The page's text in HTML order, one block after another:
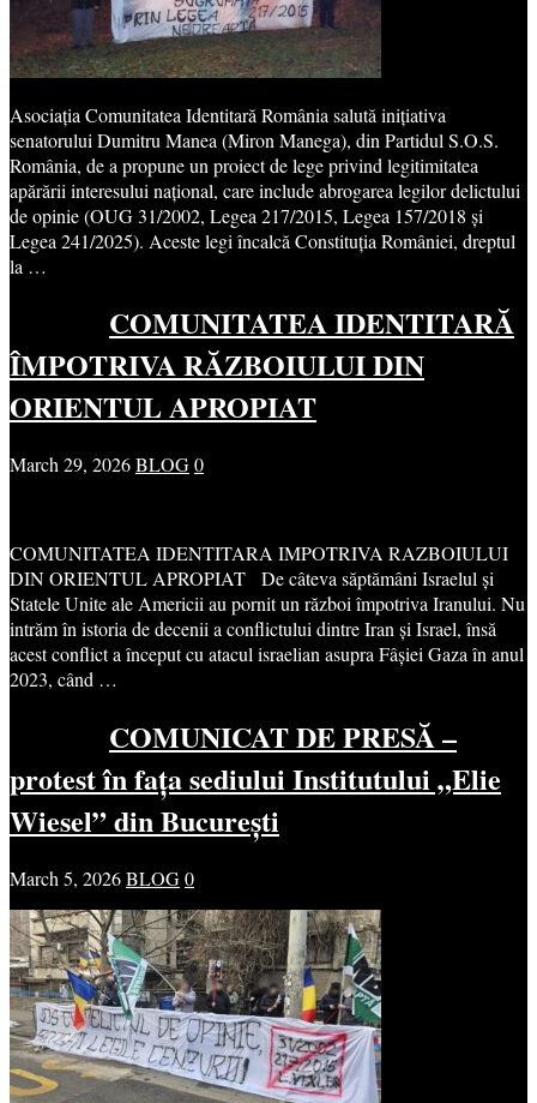
Asociația Comunitatea Identitară România salută inițiativa
senatorului Dumitru Manea (Miron Manega), din Partidul S.O.S.
România, de a propune un proiect de lege privind legitimitatea
apărării interesului național, care include abrogarea legilor delictului
de opinie (OUG 31/2002, Legea 217/2015, Legea 157/2018 și
Legea 241/2025). Aceste legi încalcă Constituția României, dreptul
la …
COMUNITATEA IDENTITARĂ
ÎMPOTRIVA RĂZBOIULUI DIN
ORIENTUL APROPIAT
March 29, 2026BLOG0
COMUNITATEA IDENTITARA IMPOTRIVA RAZBOIULUI
DIN ORIENTUL APROPIAT De câteva săptămâni Israelul și
Statele Unite ale Americii au pornit un război împotriva Iranului. Nu
intrăm în istoria de decenii a conflictului dintre Iran și Israel, însă
acest conflict a început cu atacul israelian asupra Fâșiei Gaza în anul
2023, când …
COMUNICAT DE PRESĂ –
protest în fața sediului Institutului „Elie
Wiesel” din București
March 5, 2026BLOG0